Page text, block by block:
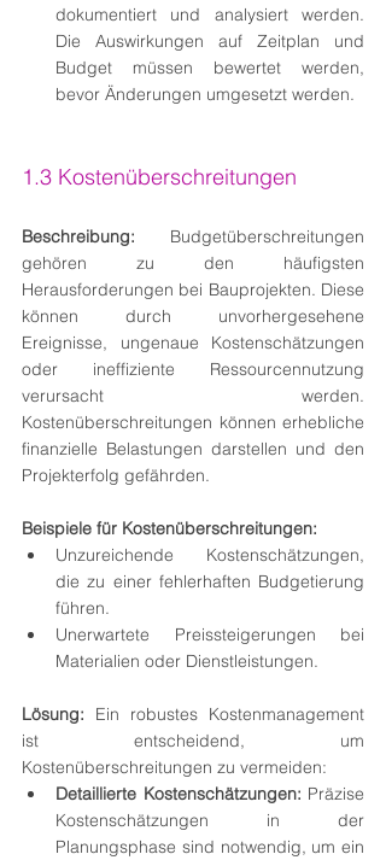
dokumentiert und analysiert werden.
Die Auswirkungen auf Zeitplan und
Budget müssen bewertet werden,
bevor Änderungen umgesetzt werden.
1.3 Kostenüberschreitungen
Beschreibung: Budgetüberschreitungen
gehören zu den häufigsten
Herausforderungen bei Bauprojekten. Diese
können durch unvorhergesehene
Ereignisse, ungenaue Kostenschätzungen
oder ineffiziente Ressourcennutzung
verursacht werden.
Kostenüberschreitungen können erhebliche
finanzielle Belastungen darstellen und den
Projekterfolg gefährden.
Beispiele für Kostenüberschreitungen:
Unzureichende Kostenschätzungen,
die zu einer fehlerhaften Budgetierung
führen.
Unerwartete Preissteigerungen bei
Materialien oder Dienstleistungen.
Lösung: Ein robustes Kostenmanagement
ist entscheidend, um
Kostenüberschreitungen zu vermeiden:
Detaillierte Kostenschätzungen: Präzise
Kostenschätzungen in der
Planungsphase sind notwendig, um ein